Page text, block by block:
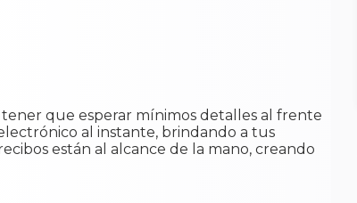
que esperar mínimos detalles al frente
al instante, brindando a tus
están al alcance de la mano, creando